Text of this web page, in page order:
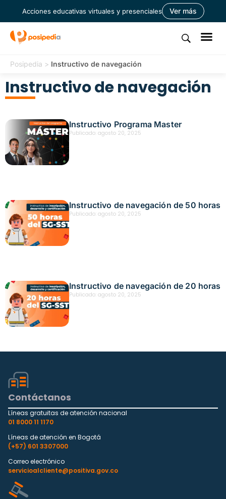
Acciones educativas virtuales y presenciales Ver más
Posipedia > Instructivo de navegación
Instructivo de navegación
Instructivo Programa Master
Publicado: agosto 20, 2025
Instructivo de navegación de 50 horas
Publicado: agosto 20, 2025
Instructivo de navegación de 20 horas
Publicado: agosto 20, 2025
Contáctanos
Líneas gratuitas de atención nacional
01 8000 11 1170
Líneas de atención en Bogotá
(+57) 601 3307000
Correo electrónico
servicioalcliente@positiva.gov.co